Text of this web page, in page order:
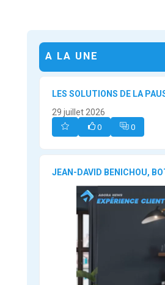
A LA UNE
LES SOLUTIONS DE LA
29 juillet 2026
0 0
JEAN-DAVID BENICHOU,